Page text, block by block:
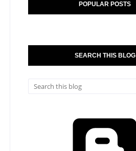
POPULAR POSTS
SEARCH THIS BLOG